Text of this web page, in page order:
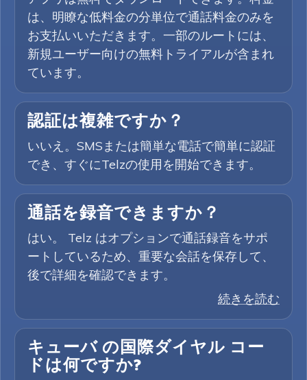
は、明瞭な低料金の分単位で通話料金のみを
お支払いいただきます。一部のルートには、
新規ユーザー向けの無料トライアルが含まれ
ています。
認証は複雑ですか？
いいえ。SMSまたは簡単な電話で簡単に認証
でき、すぐにTelzの使用を開始できます。
通話を録音できますか？
はい。 Telz はオプションで通話録音をサポ
ートしているため、重要な会話を保存して、
後で詳細を確認できます。
続きを読む
キューバ の国際ダイヤル コー
ドは何ですか?